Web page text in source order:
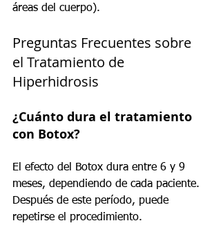
áreas del cuerpo).
Preguntas Frecuentes sobre
el Tratamiento de
Hiperhidrosis
¿Cuánto dura el tratamiento
con Botox?
El efecto del Botox dura entre 6 y 9
meses, dependiendo de cada paciente.
Después de este período, puede
repetirse el procedimiento.